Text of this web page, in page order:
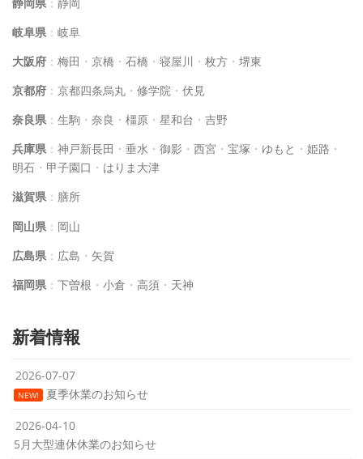
岐阜県 ： 岐阜
大阪府 ： 梅田 ・ 京橋 ・ 石橋 ・ 寝屋川 ・ 枚方 ・ 堺東
京都府 ： 京都四条烏丸 ・ 修学院 ・ 伏見
奈良県 ： 生駒 ・ 奈良 ・ 橿原 ・ 星和台 ・ 吉野
兵庫県 ： 神戸新長田 ・ 垂水 ・ 御影 ・ 西宮 ・ 宝塚 ・ ゆもと ・ 姫路 ・
明石 ・ 甲子園口 ・ はりま大津
滋賀県 ： 膳所
岡山県 ： 岡山
広島県 ： 広島 ・ 矢賀
福岡県 ： 下曽根 ・ 小倉 ・ 高須 ・ 天神
新着情報
2026-07-07
NEW! 夏季休業のお知らせ
2026-04-10
5月大型連休休業のお知らせ